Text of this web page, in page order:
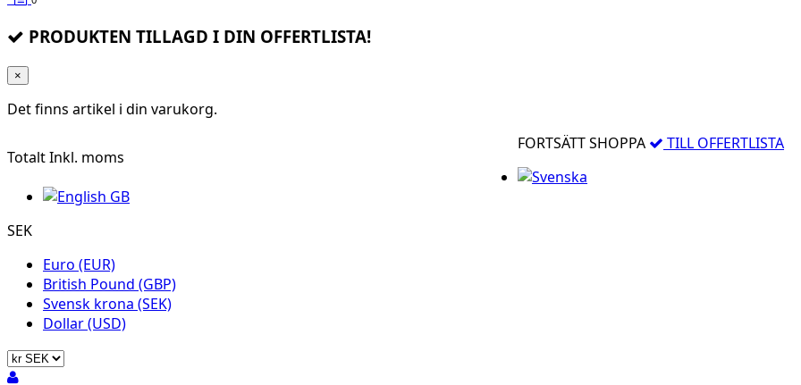
PRODUKTEN TILLAGD I DIN OFFERTLISTA!
×
Det finns artikel i din varukorg.
TotaltInkl. moms
FORTSÄTT SHOPPA TILL OFFERTLISTA
SEK
Euro (EUR)
British Pound (GBP)
Svensk krona (SEK)
Dollar (USD)